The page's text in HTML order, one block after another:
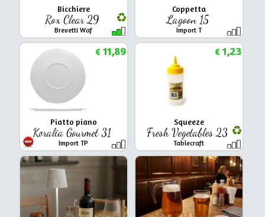
Bicchiere
Rox Clear 29
Brevetti Waf
Coppetta
Lagoon 15
Import T
Piatto piano
Koralia Gourmet 31
Import TP
€11,89
Squeeze
Fresh Vegetables 23
Tablecraft
€1,23